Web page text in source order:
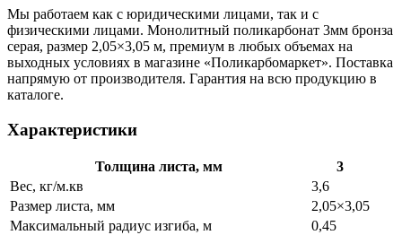
Мы работаем как с юридическими лицами, так и с
физическими лицами. Монолитный поликарбонат 3мм бронза
серая, размер 2,05×3,05 м, премиум в любых объемах на
выходных условиях в магазине «Поликарбомаркет». Поставка
напрямую от производителя. Гарантия на всю продукцию в
каталоге.
Характеристики
Толщина листа, мм
3
Вес, кг/м.кв
3,6
Размер листа, мм
2,05×3,05
Максимальный радиус изгиба, м
0,45